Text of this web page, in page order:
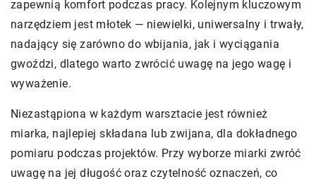
zapewnią komfort podczas pracy. Kolejnym kluczowym
narzędziem jest młotek — niewielki, uniwersalny i trwały,
nadający się zarówno do wbijania, jak i wyciągania
gwoździ, dlatego warto zwrócić uwagę na jego wagę i
wyważenie.
Niezastąpiona w każdym warsztacie jest również
miarka, najlepiej składana lub zwijana, dla dokładnego
pomiaru podczas projektów. Przy wyborze miarki zwróć
uwagę na jej długość oraz czytelność oznaczeń, co